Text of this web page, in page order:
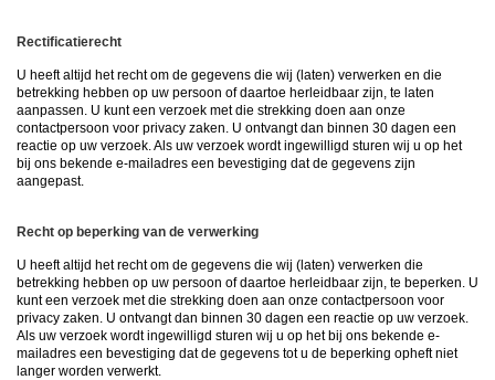
Rectificatierecht
U heeft altijd het recht om de gegevens die wij (laten) verwerken en die
betrekking hebben op uw persoon of daartoe herleidbaar zijn, te laten
aanpassen. U kunt een verzoek met die strekking doen aan onze
contactpersoon voor privacy zaken. U ontvangt dan binnen 30 dagen een
reactie op uw verzoek. Als uw verzoek wordt ingewilligd sturen wij u op het
bij ons bekende e-mailadres een bevestiging dat de gegevens zijn
aangepast.
Recht op beperking van de verwerking
U heeft altijd het recht om de gegevens die wij (laten) verwerken die
betrekking hebben op uw persoon of daartoe herleidbaar zijn, te beperken. U
kunt een verzoek met die strekking doen aan onze contactpersoon voor
privacy zaken. U ontvangt dan binnen 30 dagen een reactie op uw verzoek.
Als uw verzoek wordt ingewilligd sturen wij u op het bij ons bekende e-
mailadres een bevestiging dat de gegevens tot u de beperking opheft niet
langer worden verwerkt.